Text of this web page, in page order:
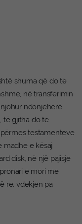
shuma që do të
në transferimin
ndonjëherë.
të gjitha do të
testamenteve
madhe e kësaj
disk, në një pajisje
e mori me
re: vdekjen pa